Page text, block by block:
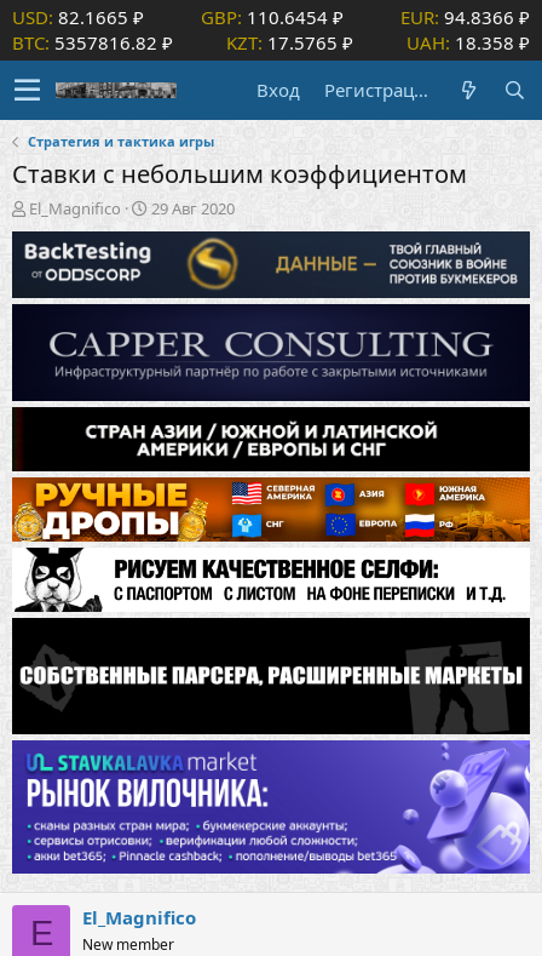
USD: 82.1665 ₽ GBP: 110.6454 ₽ EUR: 94.8366 ₽
BTC: 5357816.82 ₽ KZT: 17.5765 ₽ UAH: 18.358 ₽
Вход
Регистрация
Стратегия и тактика игры
Ставки с небольшим коэффициентом
А
в
т
о
р
El_Magnifico
Д
а
т
н
ч
а
л
а
29 Авг 2020
E El_Magnifico
New member